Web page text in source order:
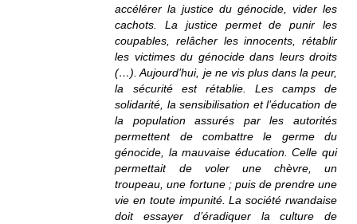
accélérer la justice du génocide, vider les
cachots. La justice permet de punir les
coupables, relâcher les innocents, rétablir
les victimes du génocide dans leurs droits
(…). Aujourd’hui, je ne vis plus dans la peur,
la sécurité est rétablie. Les camps de
solidarité, la sensibilisation et l’éducation de
la population assurés par les autorités
permettent de combattre le germe du
génocide, la mauvaise éducation. Celle qui
permettait de voler une chèvre, un
troupeau, une fortune ; puis de prendre une
vie en toute impunité. La société rwandaise
doit essayer d’éradiquer la culture de